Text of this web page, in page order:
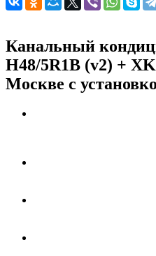
Канальный
H48/5R1B (v2) +
Москве с